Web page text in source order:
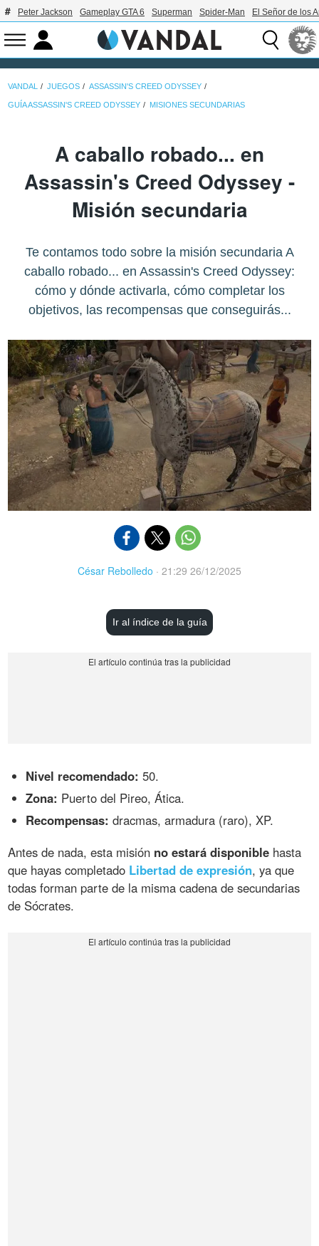
Peter Jackson Gameplay GTA 6 Superman Spider-Man El Señor de los
VANDAL JUEGOS ASSASSIN'S CREED ODYSSEY
GUÍA ASSASSIN'S CREED ODYSSEY MISIONES SECUNDARIAS
A caballo robado... en
Assassin's Creed Odyssey -
Misión secundaria
Te contamos todo sobre la misión secundaria A
caballo robado... en Assassin's Creed Odyssey:
cómo y dónde activarla, cómo completar los
objetivos, las recompensas que conseguirás...
César Rebolledo · 21:29 26/12/2025
Ir al índice de la guía
Nivel recomendado: 50.
Zona: Puerto del Pireo, Ática.
Recompensas: dracmas, armadura (raro), XP.
Antes de nada, esta misión no estará disponible hasta
que hayas completado Libertad de expresión, ya que
todas forman parte de la misma cadena de secundarias
de Sócrates.